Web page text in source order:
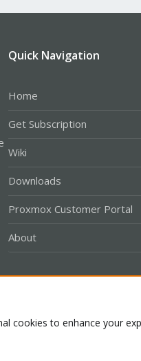
Quick Navigation
Home
Get Subscription
Wiki
Downloads
Proxmox Customer Portal
About
cookies to enhance your